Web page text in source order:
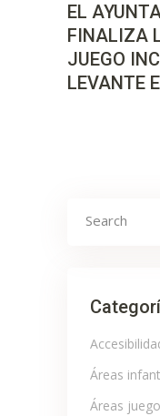
EL
FINALIZA
JUEGO
LEVANTE
Áreas
Áreas juego